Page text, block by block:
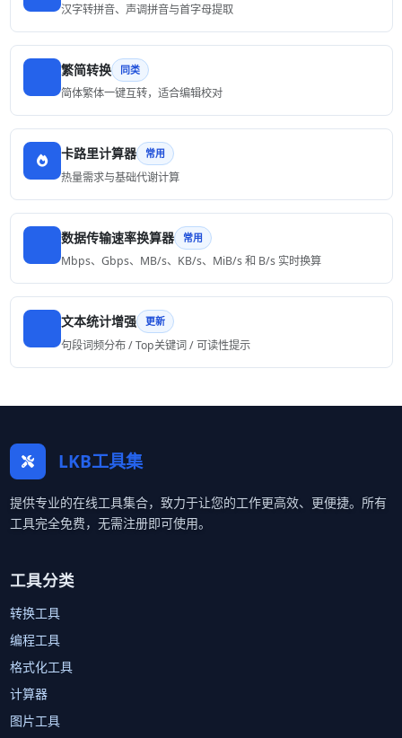
汉字转拼音、声调拼音与首字母提取
繁简转换 同类
简体繁体一键互转，适合编辑校对
卡路里计算器 常用
热量需求与基础代谢计算
数据传输速率换算器 常用
Mbps、Gbps、MB/s、KB/s、MiB/s 和 B/s 实时换算
文本统计增强 更新
句段词频分布 / Top关键词 / 可读性提示
LKB工具集
提供专业的在线工具集合，致力于让您的工作更高效、更便捷。所有
工具完全免费，无需注册即可使用。
工具分类
转换工具
编程工具
格式化工具
计算器
图片工具